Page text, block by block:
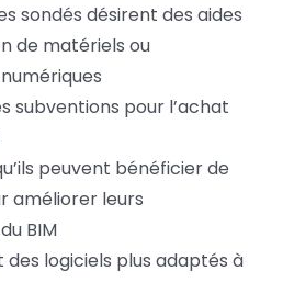
sondés désirent des aides
de matériels ou
subventions pour l’achat
peuvent bénéficier de
améliorer leurs
BIM
des logiciels plus adaptés à